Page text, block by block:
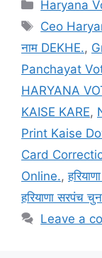
Haryana
Tags
Ceo
नाम DEKHE.,
Panchayat
HARYANA
KAISE KARE,
Print Kaise
Card
Online.,
हरियाणा सरपंच
Leave a